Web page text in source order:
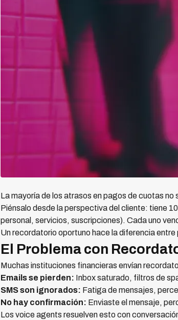
La mayoría de los atrasos en pagos de cuotas no
Piénsalo desde la perspectiva del cliente: tiene
personal, servicios, suscripciones). Cada uno
Un recordatorio oportuno hace la diferencia entre
El Problema con
Muchas instituciones financieras envían
Emails se pierden: Inbox saturado, filtros de
SMS son ignorados: Fatiga de mensajes,
No hay confirmación: Enviaste el mensaje,
Los voice agents resuelven esto con